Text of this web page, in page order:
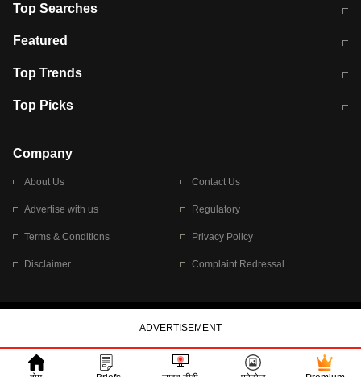
Top Searches
मुंबई में लगे 'जेन जी' के पोस्टर, लिखा- 'मैं
Featured
10 अगस्त को विधानसभा का घेराव करेंगे
Top Trends
RBI का नया नियम: अब बैंकों को अपनी सभी
Top Picks
बारिश की चेतावनी
Company
About Us Contact Us
Advertise with us Regulatory
Terms & Conditions Privacy Policy
Disclaimer Complaint Redressal